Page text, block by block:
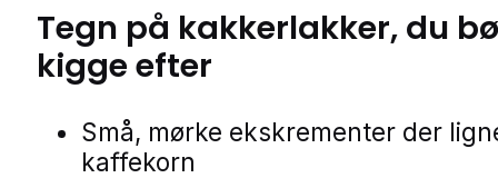
Tegn på kakkerlakker, du
kigge efter
Små, mørke ekskrementer der
kaffekorn